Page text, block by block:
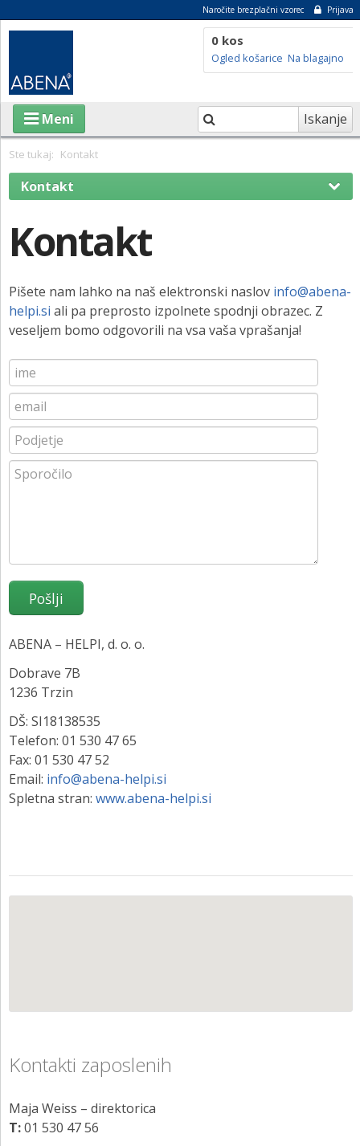
Naročite brezplačni vzorec Prijava
0 kos
Ogled košarice Na blagajno
Iskanje
Meni
IZDELKI
TRAJNOSTNOST
SVETOVALNI CENTER
BLOG
KONTAKT
NAROČITE BREZPLAČNI VZOREC
PRIJAVA
Ste tukaj: Kontakt
Kontakt
Zaposlitev v Abeni
Abena na družbenih medijih
Kontakt
Pišete nam lahko na naš elektronski naslov info@abena-
helpi.si ali pa preprosto izpolnete spodnji obrazec. Z
veseljem bomo odgovorili na vsa vaša vprašanja!
ABENA – HELPI, d. o. o.
Dobrave 7B
1236 Trzin
DŠ: SI18138535
Telefon: 01 530 47 65
Fax: 01 530 47 52
Email: info@abena-helpi.si
Spletna stran: www.abena-helpi.si
Kontakti zaposlenih
Maja Weiss – direktorica
T:01 530 47 56